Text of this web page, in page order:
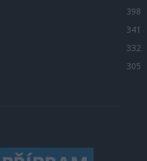
398
341
332
305